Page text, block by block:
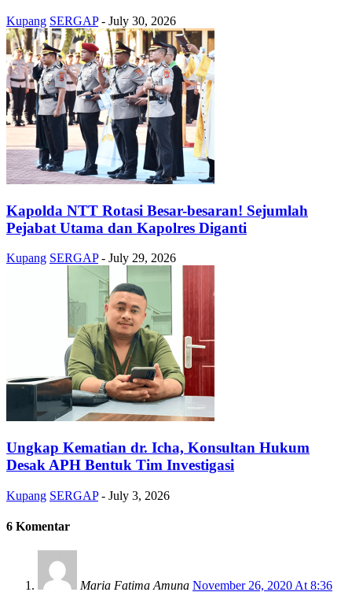
Kupang SERGAP - July 30, 2026
Kapolda NTT Rotasi Besar-besaran! Sejumlah
Pejabat Utama dan Kapolres Diganti
Kupang SERGAP - July 29, 2026
Ungkap Kematian dr. Icha, Konsultan Hukum
Desak APH Bentuk Tim Investigasi
Kupang SERGAP - July 3, 2026
6 Komentar
Maria Fatima Amuna November 26, 2020 At 8:36